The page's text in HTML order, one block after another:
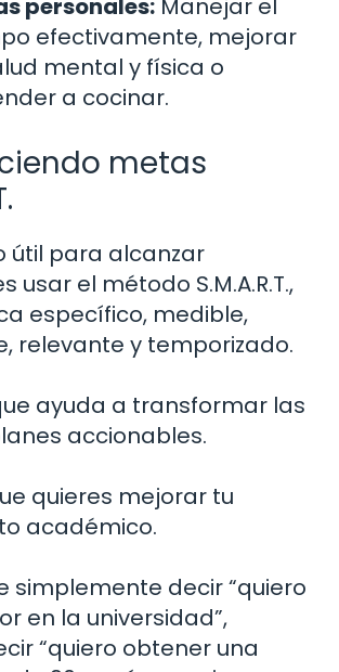
personales: Manejar el
efectivamente, mejorar
mental y física o
a cocinar.
metas
útil para alcanzar
usar el método S.M.A.R.T.,
específico, medible,
relevante y temporizado.
ayuda a transformar las
accionables.
quieres mejorar tu
académico.
simplemente decir “quiero
en la universidad”,
“quiero obtener una